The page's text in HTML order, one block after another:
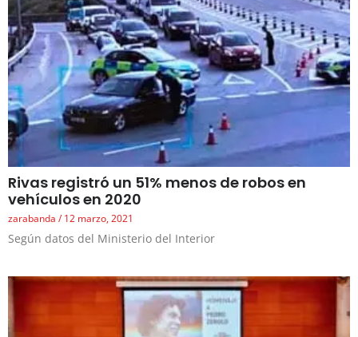
Rivas registró un 51% menos de robos en
vehículos en 2020
zarabanda 12 marzo, 2021
Según datos del Ministerio del Interior